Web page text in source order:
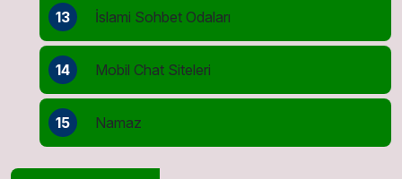
13 İslami Sohbet Odaları
14 Mobil Chat Siteleri
15 Namaz